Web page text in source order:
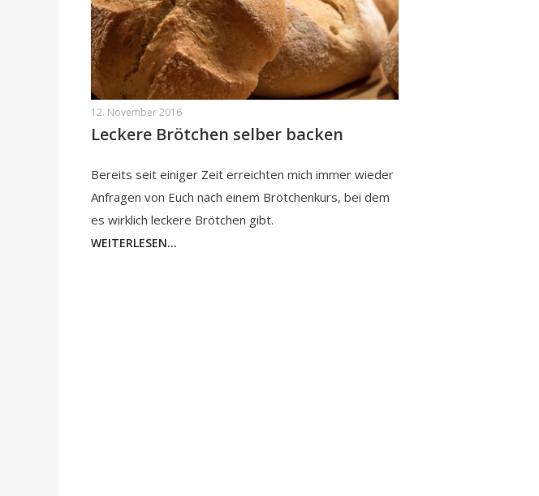
12. November 2016
Leckere Brötchen selber backen
Bereits seit einiger Zeit erreichten mich immer wieder
Anfragen von Euch nach einem Brötchenkurs, bei dem
es wirklich leckere Brötchen gibt.
WEITERLESEN...